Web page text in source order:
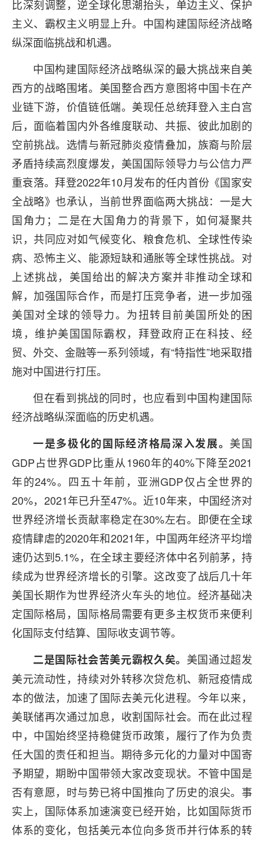
比深刻调整，逆全球化思潮抬头，单边主义、保护
主义、霸权主义明显上升。中国构建国际经济战略
纵深面临挑战和机遇。
中国构建国际经济战略纵深的最大挑战来自美
西方的战略围堵。美国整合西方意图将中国卡在产
业链下游，价值链低端。美现任总统拜登入主白宫
后，面临着国内外各维度联动、共振、彼此加剧的
空前挑战。选情与新冠肺炎疫情叠加，族裔与阶层
矛盾持续高烈度爆发，美国国际领导力与公信力严
重衰落。拜登2022年10月发布的任内首份《国家安
全战略》也承认，当前世界面临两大挑战：一是大
国角力；二是在大国角力的背景下，如何凝聚共
识，共同应对如气候变化、粮食危机、全球性传染
病、恐怖主义、能源短缺和通胀等全球性挑战。对
上述挑战，美国给出的解决方案并非推动全球和
解，加强国际合作，而是打压竞争者，进一步加强
美国对全球的领导力。为扭转目前美国所处的困
境，维护美国国际霸权，拜登政府正在科技、经
贸、外交、金融等一系列领域，有“特指性”地采取措
施对中国进行打压。
但在看到挑战的同时，也应看到中国构建国际
经济战略纵深面临的历史机遇。
一是多极化的国际经济格局深入发展。 美国
GDP占世界GDP比重从1960年的40%下降至2021
年的24%。四五十年前，亚洲GDP仅占全世界的
20%，2021年已升至47%。近10年来，中国经济对
世界经济增长贡献率稳定在30%左右。即便在全球
疫情肆虐的2020年和2021年，中国两年经济平均增
速仍达到5.1%，在全球主要经济体中名列前茅，持
续成为世界经济增长的引擎。这改变了战后几十年
美国长期作为世界经济火车头的地位。经济基础决
定国际格局，国际格局需要有更多主权货币来便利
化国际支付结算、国际收支调节等。
二是国际社会苦美元霸权久矣。 美国通过超发
美元流动性，持续对外转移次贷危机、新冠疫情成
本的做法，加速了国际去美元化进程。今年以来，
美联储再次通过加息，收割国际社会。而在此过程
中，中国始终坚持稳健货币政策，履行了作为负责
任大国的责任和担当。期待多元化的力量对中国寄
予期望，期盼中国带领大家改变现状。不管中国是
否有意愿，时与势已将中国推向了历史的浪尖。事
实上，国际体系加速演变已经开始，比如国际货币
体系的变化，包括美元本位向多货币并行体系的转